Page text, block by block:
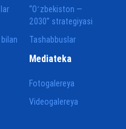
“Oʻzbekiston —
2030” strategiyasi
Tashabbuslar
Mediateka
Fotogalereya
Videogalereya